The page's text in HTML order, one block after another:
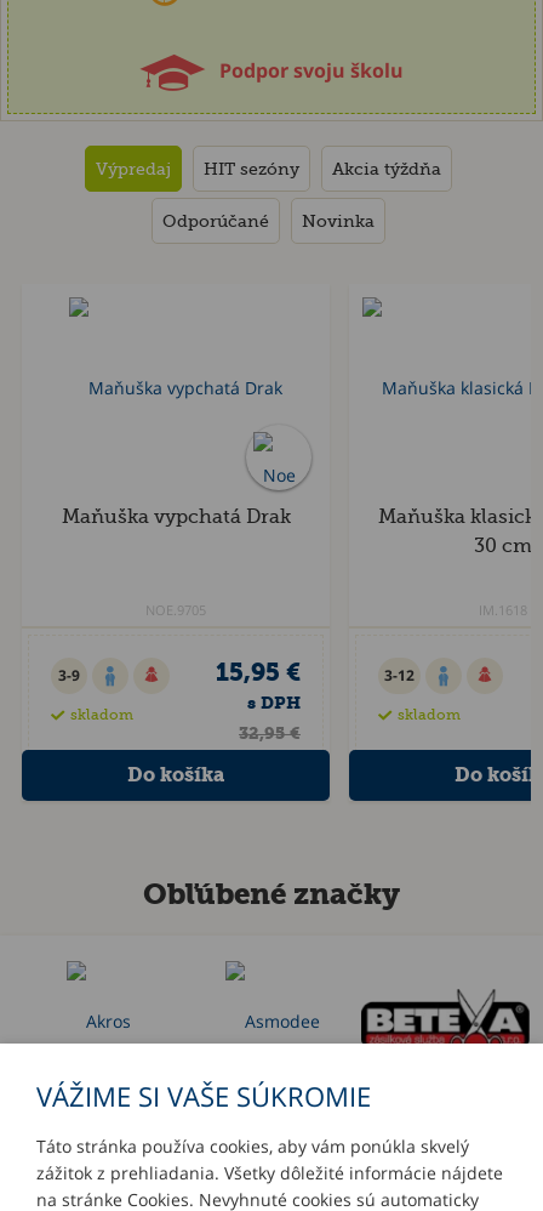
Podpor svoju školu
Výpredaj HIT sezóny Akcia týždňa
Odporúčané Novinka
Maňuška vypchatá Drak
NOE.9705
3-9
skladom
15,95 €
s DPH
32,95 €
Maňuška
30 cm
IM.1618
3-12
skladom
Obľúbené značky
INFORMÁCIE
VÁŽIME SI VAŠE SÚKROMIE
Táto stránka používa cookies, aby vám ponúkla skvelý
zážitok z prehliadania. Všetky dôležité informácie nájdete
na stránke Cookies. Nevyhnuté cookies sú automaticky